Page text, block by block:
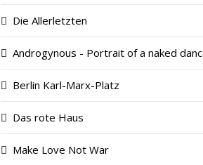
Die Allerletzten
Androgynous - Portrait of a naked
Berlin Karl-Marx-Platz
Das rote Haus
Make Love Not War